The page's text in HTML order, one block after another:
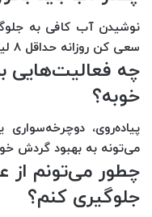
نوشیدن آب کافی به
سعی کن روزانه حداقل ۸ لیوان آب بخوری!
چه فعالیت‌هایی
خوبه؟
پیاده‌روی،
می‌تونه به بهبود گردش
چطور می‌تونم از
جلوگیری کنم؟